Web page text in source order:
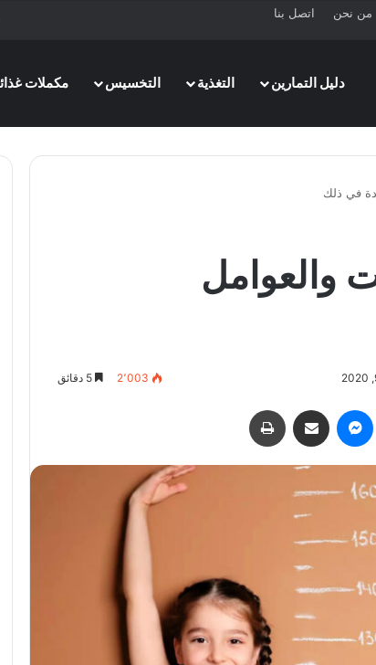
من نحن اتصل بنا
دليل التمارين
التغذية التخسيس مكملات
في ذلك
والعوامل
2٬003
لينكدإن ماسنجر مشاركة عبر البريد